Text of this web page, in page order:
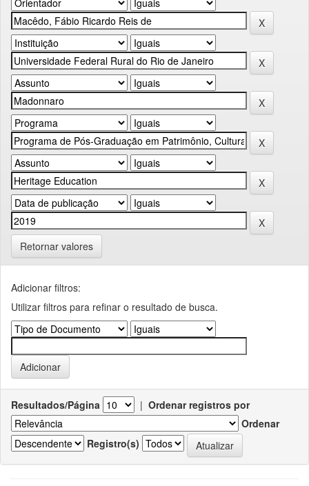
Retornar valores
Adicionar filtros:
Utilizar filtros para refinar o resultado de busca.
Resultados/Página | Ordenar registros por
Ordenar
Registro(s)